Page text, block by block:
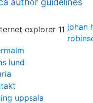
author guidelines
johan
lund
uppsala